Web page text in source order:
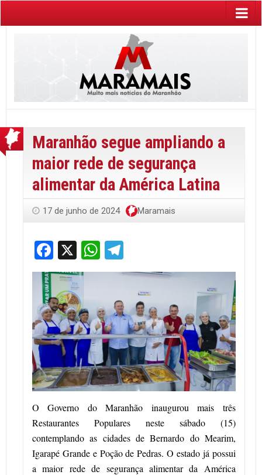
Maranhão segue ampliando a
maior rede de segurança
alimentar da América Latina
17 de junho de 2024 Maramais
Facebook
X WhatsApp
O Governo do Maranhão inaugurou mais três
Restaurantes Populares neste sábado (15)
contemplando as cidades de Bernardo do Mearim,
Igarapé Grande e Poção de Pedras. O estado já possui
a maior rede de segurança alimentar da América